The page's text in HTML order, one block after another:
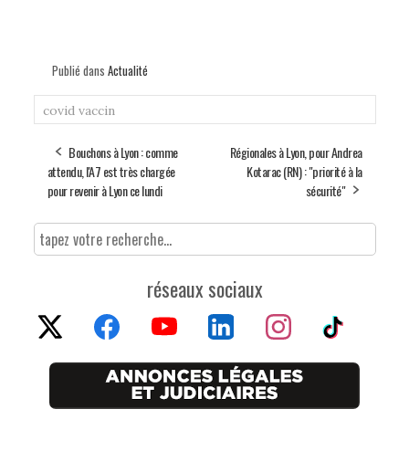
Publié dans Actualité
covid vaccin
Bouchons à Lyon : comme
attendu, l'A7 est très chargée
pour revenir à Lyon ce lundi
Régionales à Lyon, pour Andrea
Kotarac (RN) : "priorité à la
sécurité"
réseaux sociaux